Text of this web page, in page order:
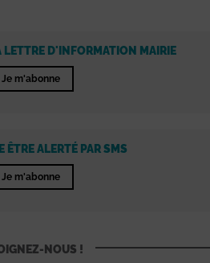
LETTRE D'INFORMATION MAIRIE
Je m'abonne
ÊTRE ALERTÉ PAR SMS
Je m'abonne
NOUS !